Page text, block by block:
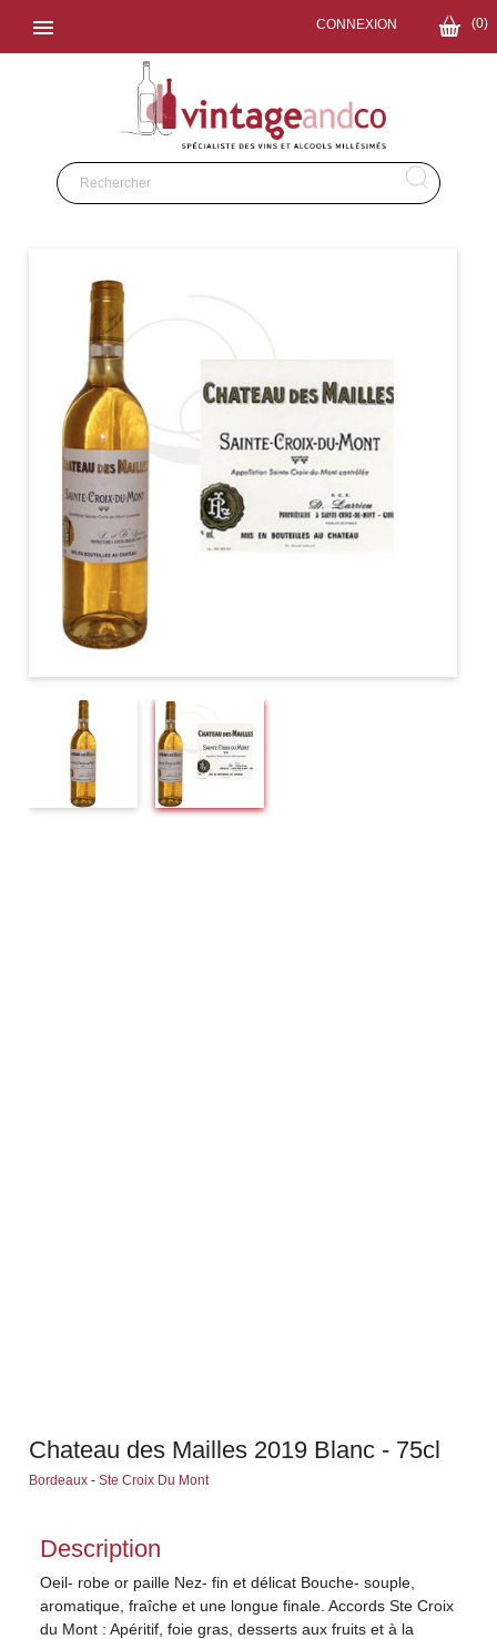
 (0)
CONNEXION
Chateau des Mailles 2019 Blanc - 75cl
Bordeaux -Ste Croix Du Mont
Description
Oeil- robe or paille Nez- fin et délicat Bouche- souple,
aromatique, fraîche et une longue finale. Accords Ste Croix
du Mont : Apéritif, foie gras, desserts aux fruits et à la